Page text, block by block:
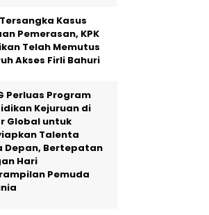
Kasus
Pemerasan, KPK
Telah Memutus
Akses Firli Bahuri
Perluas Program
Kejuruan di
Global untuk
Talenta
Depan, Bertepatan
Hari
Pemuda